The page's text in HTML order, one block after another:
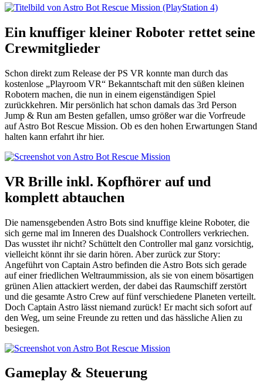
Ein knuffiger kleiner Roboter rettet seine
Crewmitglieder
Schon direkt zum Release der PS VR konnte man durch das
kostenlose „Playroom VR“ Bekanntschaft mit den süßen kleinen
Robotern machen, die nun in einem eigenständigen Spiel
zurückkehren. Mir persönlich hat schon damals das 3rd Person
Jump & Run am Besten gefallen, umso größer war die Vorfreude
auf Astro Bot Rescue Mission. Ob es den hohen Erwartungen Stand
halten kann erfahrt ihr hier.
VR Brille inkl. Kopfhörer auf und
komplett abtauchen
Die namensgebenden Astro Bots sind knuffige kleine Roboter, die
sich gerne mal im Inneren des Dualshock Controllers verkriechen.
Das wusstet ihr nicht? Schüttelt den Controller mal ganz vorsichtig,
vielleicht könnt ihr sie darin hören. Aber zurück zur Story:
Angeführt von Captain Astro befinden die Astro Bots sich gerade
auf einer friedlichen Weltraummission, als sie von einem bösartigen
grünen Alien attackiert werden, der dabei das Raumschiff zerstört
und die gesamte Astro Crew auf fünf verschiedene Planeten verteilt.
Doch Captain Astro lässt niemand zurück! Er macht sich sofort auf
den Weg, um seine Freunde zu retten und das hässliche Alien zu
besiegen.
Gameplay & Steuerung